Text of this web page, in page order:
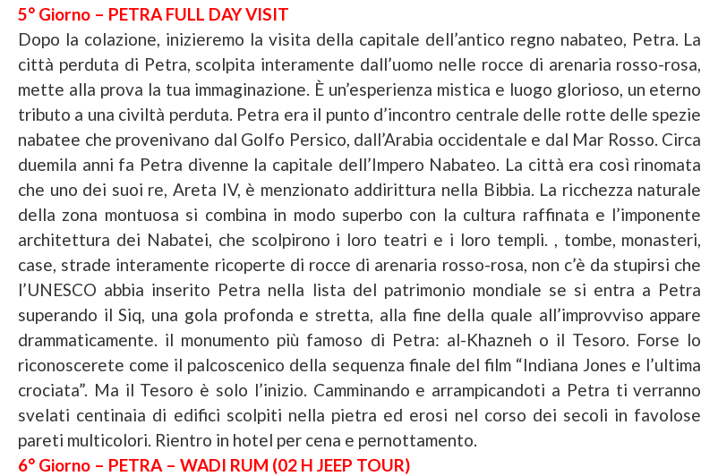
5° Giorno – PETRA FULL DAY VISIT
Dopo la colazione, inizieremo la visita della capitale dell’antico regno nabateo, Petra. La
città perduta di Petra, scolpita interamente dall’uomo nelle rocce di arenaria rosso-rosa,
mette alla prova la tua immaginazione. È un’esperienza mistica e luogo glorioso, un eterno
tributo a una civiltà perduta. Petra era il punto d’incontro centrale delle rotte delle spezie
nabatee che provenivano dal Golfo Persico, dall’Arabia occidentale e dal Mar Rosso. Circa
duemila anni fa Petra divenne la capitale dell’Impero Nabateo. La città era così rinomata
che uno dei suoi re, Areta IV, è menzionato addirittura nella Bibbia. La ricchezza naturale
della zona montuosa si combina in modo superbo con la cultura raffinata e l’imponente
architettura dei Nabatei, che scolpirono i loro teatri e i loro templi. , tombe, monasteri,
case, strade interamente ricoperte di rocce di arenaria rosso-rosa, non c’è da stupirsi che
l’UNESCO abbia inserito Petra nella lista del patrimonio mondiale se si entra a Petra
superando il Siq, una gola profonda e stretta, alla fine della quale all’improvviso appare
drammaticamente. il monumento più famoso di Petra: al-Khazneh o il Tesoro. Forse lo
riconoscerete come il palcoscenico della sequenza finale del film “Indiana Jones e l’ultima
crociata”. Ma il Tesoro è solo l’inizio. Camminando e arrampicandoti a Petra ti verranno
svelati centinaia di edifici scolpiti nella pietra ed erosi nel corso dei secoli in favolose
pareti multicolori. Rientro in hotel per cena e pernottamento.
6° Giorno – PETRA – WADI RUM (02 H JEEP TOUR)